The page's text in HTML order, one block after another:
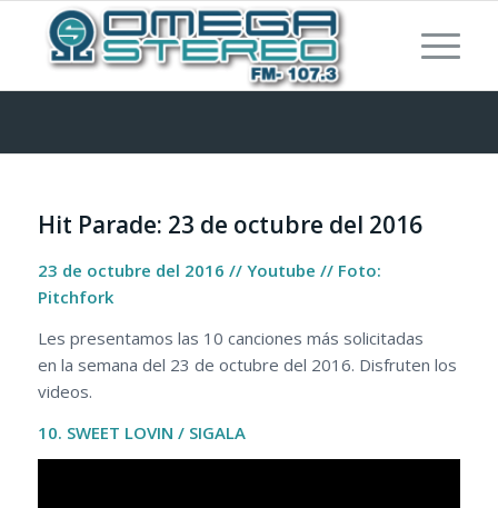
Hit Parade: 23 de octubre del 2016
23 de octubre del 2016 // Youtube // Foto:
Pitchfork
Les presentamos las 10 canciones más solicitadas
en la semana del 23 de octubre del 2016. Disfruten los
videos.
10. SWEET LOVIN / SIGALA